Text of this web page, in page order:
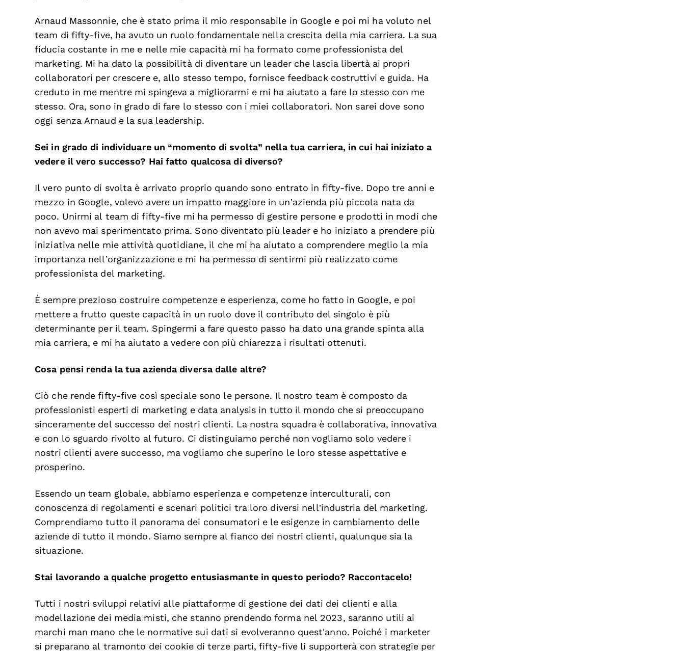
Arnaud Massonnie, che è stato prima il mio responsabile in Google e poi mi ha voluto nel
team di fifty-five, ha avuto un ruolo fondamentale nella crescita della mia carriera. La sua
fiducia costante in me e nelle mie capacità mi ha formato come professionista del
marketing. Mi ha dato la possibilità di diventare un leader che lascia libertà ai propri
collaboratori per crescere e, allo stesso tempo, fornisce feedback costruttivi e guida. Ha
creduto in me mentre mi spingeva a migliorarmi e mi ha aiutato a fare lo stesso con me
stesso. Ora, sono in grado di fare lo stesso con i miei collaboratori. Non sarei dove sono
oggi senza Arnaud e la sua leadership.
Sei in grado di individuare un “momento di svolta” nella tua carriera, in cui hai iniziato a
vedere il vero successo? Hai fatto qualcosa di diverso?
Il vero punto di svolta è arrivato proprio quando sono entrato in fifty-five. Dopo tre anni e
mezzo in Google, volevo avere un impatto maggiore in un’azienda più piccola nata da
poco. Unirmi al team di fifty-five mi ha permesso di gestire persone e prodotti in modi che
non avevo mai sperimentato prima. Sono diventato più leader e ho iniziato a prendere più
iniziativa nelle mie attività quotidiane, il che mi ha aiutato a comprendere meglio la mia
importanza nell’organizzazione e mi ha permesso di sentirmi più realizzato come
professionista del marketing.
È sempre prezioso costruire competenze e esperienza, come ho fatto in Google, e poi
mettere a frutto queste capacità in un ruolo dove il contributo del singolo è più
determinante per il team. Spingermi a fare questo passo ha dato una grande spinta alla
mia carriera, e mi ha aiutato a vedere con più chiarezza i risultati ottenuti.
Cosa pensi renda la tua azienda diversa dalle altre?
Ciò che rende fifty-five così speciale sono le persone. Il nostro team è composto da
professionisti esperti di marketing e data analysis in tutto il mondo che si preoccupano
sinceramente del successo dei nostri clienti. La nostra squadra è collaborativa, innovativa
e con lo sguardo rivolto al futuro. Ci distinguiamo perché non vogliamo solo vedere i
nostri clienti avere successo, ma vogliamo che superino le loro stesse aspettative e
prosperino.
Essendo un team globale, abbiamo esperienza e competenze interculturali, con
conoscenza di regolamenti e scenari politici tra loro diversi nell’industria del marketing.
Comprendiamo tutto il panorama dei consumatori e le esigenze in cambiamento delle
aziende di tutto il mondo. Siamo sempre al fianco dei nostri clienti, qualunque sia la
situazione.
Stai lavorando a qualche progetto entusiasmante in questo periodo? Raccontacelo!
Tutti i nostri sviluppi relativi alle piattaforme di gestione dei dati dei clienti e alla
modellazione dei media misti, che stanno prendendo forma nel 2023, saranno utili ai
marchi man mano che le normative sui dati si evolveranno quest'anno. Poiché i marketer
si preparano al tramonto dei cookie di terze parti, fifty-five li supporterà con strategie per